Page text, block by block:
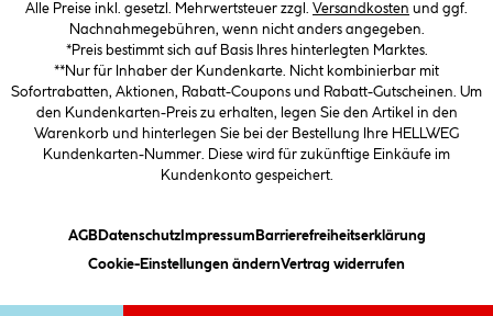
Alle Preise inkl. gesetzl. Mehrwertsteuer zzgl. Versandkosten und ggf.
Nachnahmegebühren, wenn nicht anders angegeben.
*Preis bestimmt sich auf Basis Ihres hinterlegten Marktes.
**Nur für Inhaber der Kundenkarte. Nicht kombinierbar mit
Sofortrabatten, Aktionen, Rabatt-Coupons und Rabatt-Gutscheinen. Um
den Kundenkarten-Preis zu erhalten, legen Sie den Artikel in den
Warenkorb und hinterlegen Sie bei der Bestellung Ihre HELLWEG
Kundenkarten-Nummer. Diese wird für zukünftige Einkäufe im
Kundenkonto gespeichert.
AGB(öffnet ein Dialogfeld)
Datenschutz(öffnet ein Dialogfeld)
Impressum(öffnet ein Dialogfeld)
Barrierefreiheitserklärung(öffnet
Cookie-Einstellungen ändern(öffnet ein Dialogfeld)
Vertrag widerrufen